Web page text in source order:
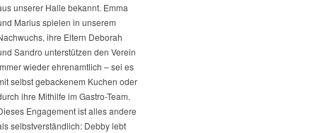
unserer Halle bekannt. Emma
Marius spielen in unserem
ihre Eltern Deborah
Sandro unterstützen den Verein
wieder ehrenamtlich – sei es
selbst gebackenem Kuchen oder
ihre Mithilfe im Gastro-Team.
Engagement ist alles andere
selbstverständlich: Debby lebt